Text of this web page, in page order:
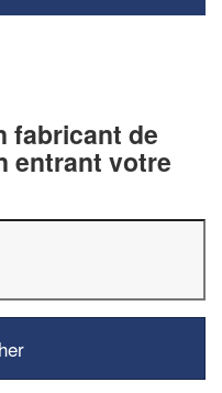
fabricant de
entrant votre